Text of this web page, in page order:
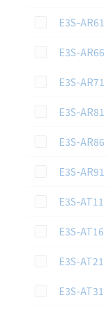
この資料を選択
E3S-AR61
この資料を選択
E3S-AR66
この資料を選択
E3S-AR71
この資料を選択
E3S-AR81
この資料を選択
E3S-AR86
この資料を選択
E3S-AR91
この資料を選択
E3S-AT11
この資料を選択
E3S-AT16
この資料を選択
E3S-AT21
この資料を選択
E3S-AT31